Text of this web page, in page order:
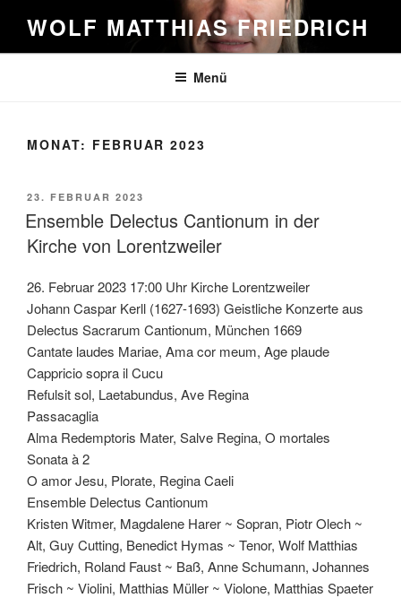
Inhalt
springen
WOLF MATTHIAS FRIEDRICH
Menü
MONAT: FEBRUAR 2023
VERÖFFENTLICHT
AM
23. FEBRUAR 2023
Ensemble Delectus Cantionum in der
Kirche von Lorentzweiler
26. Februar 2023 17:00 Uhr Kirche Lorentzweiler
Johann Caspar Kerll (1627-1693) Geistliche Konzerte aus
Delectus Sacrarum Cantionum, München 1669
Cantate laudes Mariae, Ama cor meum, Age plaude
Cappricio sopra il Cucu
Refulsit sol, Laetabundus, Ave Regina
Passacaglia
Alma Redemptoris Mater, Salve Regina, O mortales
Sonata à 2
O amor Jesu, Plorate, Regina Caeli
Ensemble Delectus Cantionum
Kristen Witmer, Magdalene Harer ~ Sopran, Piotr Olech ~
Alt, Guy Cutting, Benedict Hymas ~ Tenor, Wolf Matthias
Friedrich, Roland Faust ~ Baß, Anne Schumann, Johannes
Frisch ~ Violini, Matthias Müller ~ Violone, Matthias Spaeter